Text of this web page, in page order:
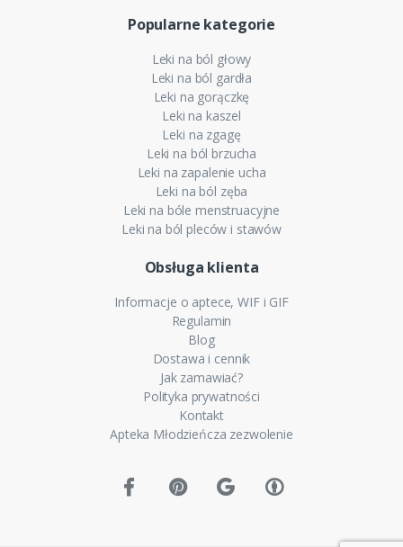
Popularne kategorie
Leki na ból głowy
Leki na ból gardła
Leki na gorączkę
Leki na kaszel
Leki na zgagę
Leki na ból brzucha
Leki na zapalenie ucha
Leki na ból zęba
Leki na bóle menstruacyjne
Leki na ból pleców i stawów
Obsługa klienta
Informacje o aptece, WIF i GIF
Regulamin
Blog
Dostawa i cennik
Jak zamawiać?
Polityka prywatności
Kontakt
Apteka Młodzieńcza zezwolenie